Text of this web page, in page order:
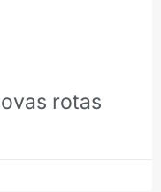
rotas